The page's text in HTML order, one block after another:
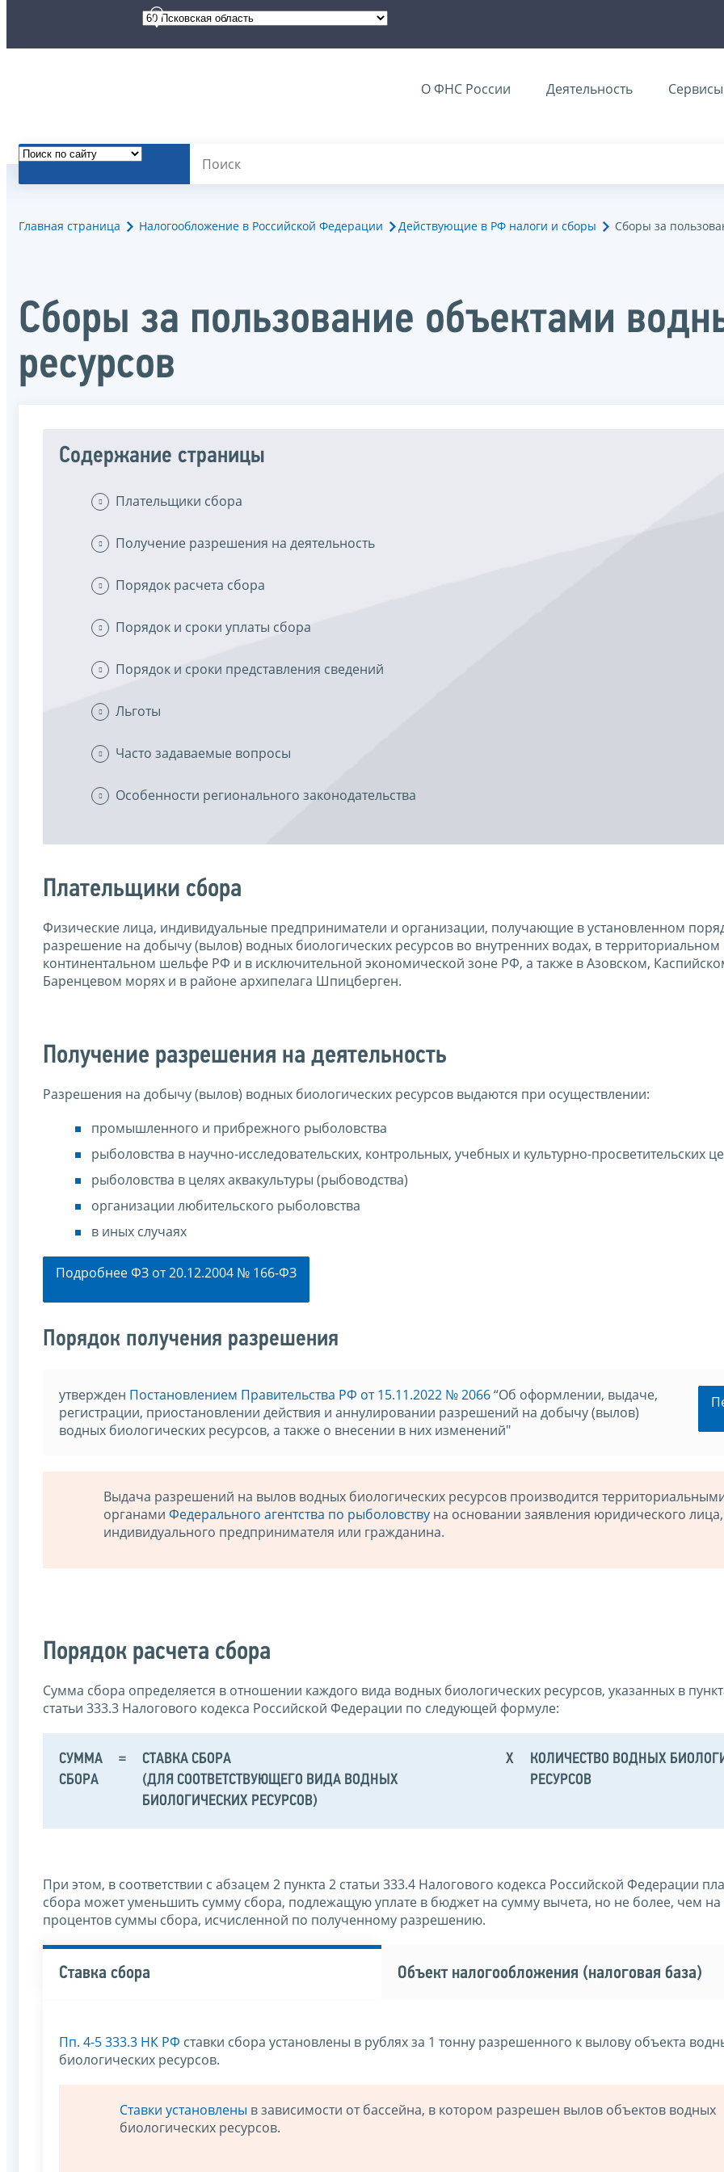
О ФНС России Деятельность Сервисы
Главная страница Налогообложение в Российской Федерации Действующие в РФ налоги и сборы Сборы за
Сборы за пользование объектами
ресурсов
Содержание страницы
Плательщики сбора
Получение разрешения на деятельность
Порядок расчета сбора
Порядок и сроки уплаты сбора
Порядок и сроки представления сведений
Льготы
Часто задаваемые вопросы
Особенности регионального законодательства
Плательщики сбора
Физические лица, индивидуальные предприниматели и организации, получающие в установленном
разрешение на добычу (вылов) водных биологических ресурсов во внутренних водах, в
континентальном шельфе РФ и в исключительной экономической зоне РФ, а также в Азовском,
Баренцевом морях и в районе архипелага Шпицберген.
Получение разрешения на деятельность
Разрешения на добычу (вылов) водных биологических ресурсов выдаются при осуществлении:
промышленного и прибрежного рыболовства
рыболовства в научно-исследовательских, контрольных, учебных и культурно-просветительских
рыболовства в целях аквакультуры (рыбоводства)
организации любительского рыболовства
в иных случаях
Подробнее ФЗ от 20.12.2004 № 166-ФЗ
Порядок получения разрешения
утвержден Постановлением Правительства РФ от 15.11.2022 № 2066“Об оформлении, выдаче,
регистрации, приостановлении действия и аннулировании разрешений на добычу (вылов)
водных биологических ресурсов, а также о внесении в них изменений"
Выдача разрешений на вылов водных биологических ресурсов производится
органами Федерального агентства по рыболовству на основании заявления юридического лица,
индивидуального предпринимателя или гражданина.
Порядок расчета сбора
Сумма сбора определяется в отношении каждого вида водных биологических ресурсов, указанных в
статьи 333.3 Налогового кодекса Российской Федерации по следующей формуле:
СУММА
СБОРА
=
СТАВКА СБОРА
(ДЛЯ СООТВЕТСТВУЮЩЕГО ВИДА ВОДНЫХ
БИОЛОГИЧЕСКИХ РЕСУРСОВ)
X
КОЛИЧЕСТВО ВОДНЫХ
РЕСУРСОВ
При этом, в соответствии с абзацем 2 пункта 2 статьи 333.4 Налогового кодекса Российской Федерации
сбора может уменьшить сумму сбора, подлежащую уплате в бюджет на сумму вычета, но не более, чем на
процентов суммы сбора, исчисленной по полученному разрешению.
Ставка сбора Объект налогообложения (налоговая база)
Пп. 4-5 333.3 НК РФ ставки сбора установлены в рублях за 1 тонну разрешенного к вылову объекта
биологических ресурсов.
Ставки установлены в зависимости от бассейна, в котором разрешен вылов объектов водных
биологических ресурсов.